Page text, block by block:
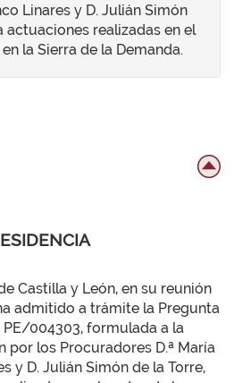
Linares y D. Julián Simón
actuaciones realizadas en el
la Sierra de la Demanda.
Castilla y León, en su reunión
admitido a trámite la Pregunta
004303, formulada a la
por los Procuradores D.ª María
y D. Julián Simón de la Torre,